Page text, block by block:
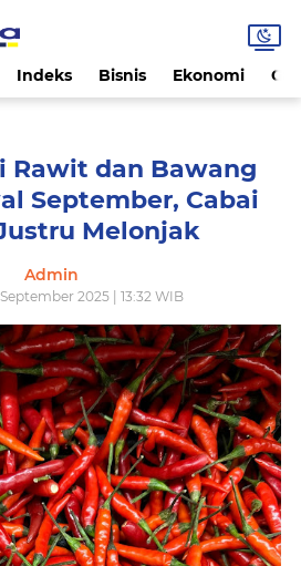
Indeks Bisnis Ekonomi
Rawit dan Bawang
September, Cabai
Melonjak
Admin
2025 | 13:32 WIB